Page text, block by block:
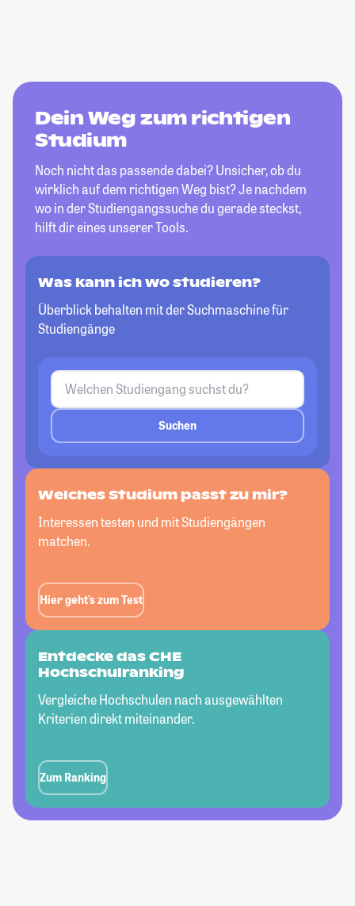
Dein Weg zum richtigen
Studium
Noch nicht das passende dabei? Unsicher, ob du
wirklich auf dem richtigen Weg bist? Je nachdem
wo in der Studiengangssuche du gerade steckst,
hilft dir eines unserer Tools.
Was kann ich wo studieren?
Überblick behalten mit der Suchmaschine für
Studiengänge
Suchen
Welches Studium passtzu mir?
Interessen testen und mit Studiengängen
matchen.
Hier geht’s zum Test
Entdecke das CHE
Hochschulranking
Vergleiche Hochschulen nach ausgewählten
Kriterien direkt miteinander.
Zum Ranking